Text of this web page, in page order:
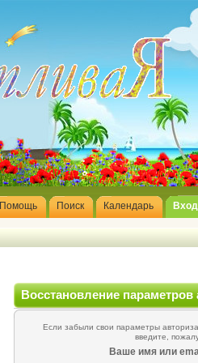
Помощь Поиск Календарь Вход
Восстановление параметров
Если забыли свои параметры
введите,
Ваше имя или